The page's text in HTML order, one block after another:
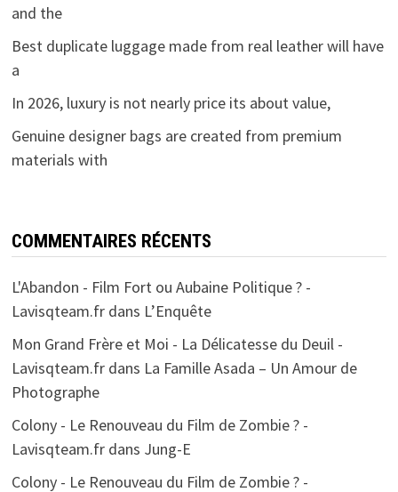
and the
Best duplicate luggage made from real leather will have
a
In 2026, luxury is not nearly price its about value,
Genuine designer bags are created from premium
materials with
COMMENTAIRES RÉCENTS
L'Abandon - Film Fort ou Aubaine Politique ? -
Lavisqteam.frdans L’Enquête
Mon Grand Frère et Moi - La Délicatesse du Deuil -
Lavisqteam.frdans La Famille Asada – Un Amour de
Photographe
Colony - Le Renouveau du Film de Zombie ? -
Lavisqteam.frdans Jung-E
Colony - Le Renouveau du Film de Zombie ? -